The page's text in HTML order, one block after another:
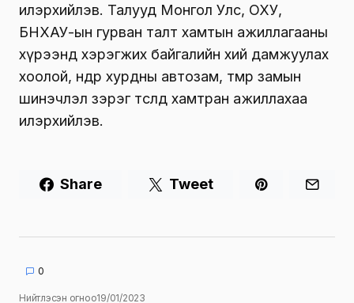
илэрхийлэв. Талууд Монгол Улс, ОХУ,
БНХАУ-ын гурван талт хамтын ажиллагааны
хүрээнд хэрэгжих байгалийн хий дамжуулах
хоолой, өндөр хурдны автозам, төмөр замын
шинэчлэл зэрэг төсөлд хамтран ажиллахаа
илэрхийлэв.
Share Tweet
0
Нийтлэсэн огноо19/01/2023